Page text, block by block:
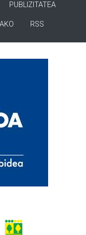
PUBLIZITATEA
RSS